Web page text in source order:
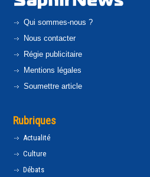
Qui sommes-nous ?
Nous contacter
Régie publicitaire
Mentions légales
Soumettre article
Rubriques
Actualité
Culture
Débats